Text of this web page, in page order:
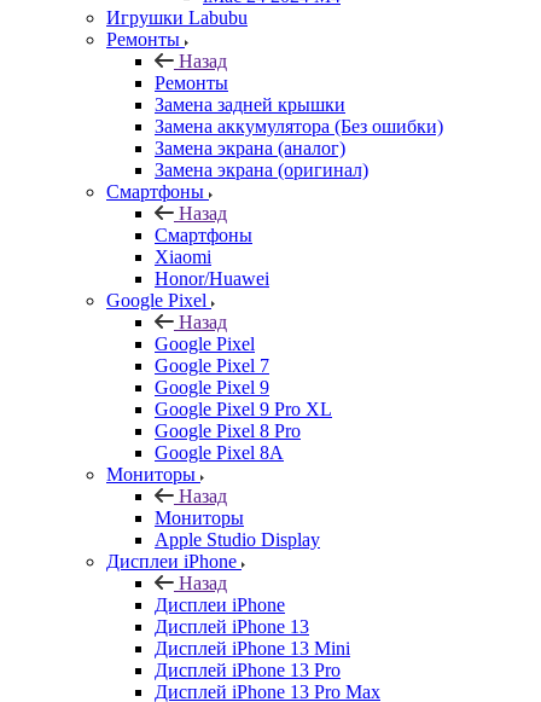
Игрушки Labubu
Ремонты
Назад
Ремонты
Замена задней крышки
Замена аккумулятора (Без ошибки)
Замена экрана (аналог)
Замена экрана (оригинал)
Смартфоны
Назад
Смартфоны
Xiaomi
Honor/Huawei
Google Pixel
Назад
Google Pixel
Google Pixel 7
Google Pixel 9
Google Pixel 9 Pro XL
Google Pixel 8 Pro
Google Pixel 8A
Мониторы
Назад
Мониторы
Apple Studio Display
Дисплеи iPhone
Назад
Дисплеи iPhone
Дисплей iPhone 13
Дисплей iPhone 13 Mini
Дисплей iPhone 13 Pro
Дисплей iPhone 13 Pro Max